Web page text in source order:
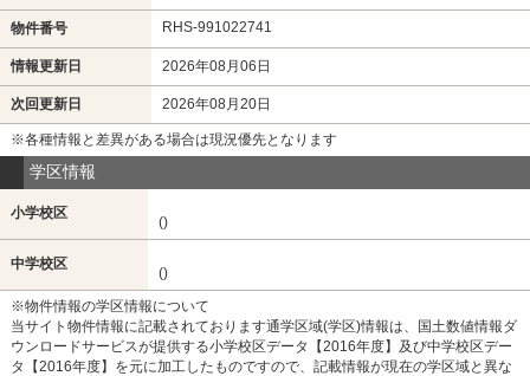
物件番号 RHS-991022741
情報更新日 2026年08月06日
次回更新日 2026年08月20日
※各種情報と差異がある場合は現況優先となります
学区情報
小学校区
()
中学校区
()
※物件情報の学区情報について
当サイト物件情報に記載されております通学区域(学区)情報は、国土数値情報ダ
ウンロードサービスが提供する小学校区データ【2016年度】及び中学校区デー
タ【2016年度】を元に加工したものですので、記載情報が現在の学区域と異な